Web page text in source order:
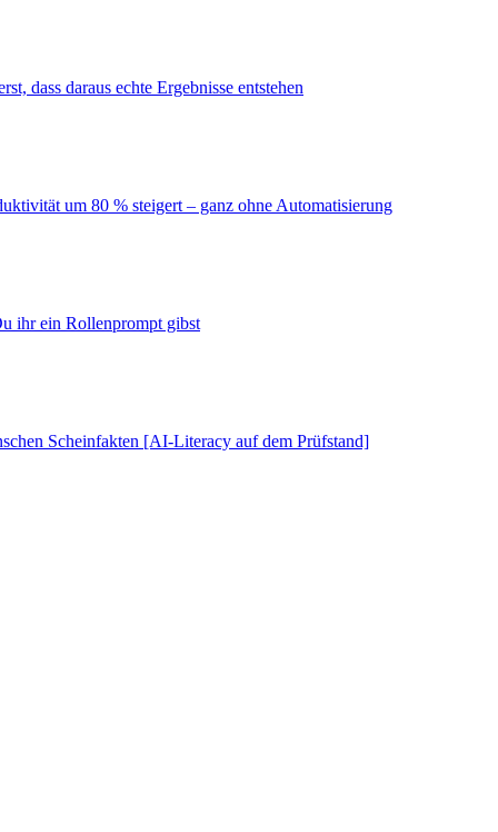
dass daraus echte Ergebnisse entstehen
um 80 % steigert – ganz ohne Automatisierung
ihr ein Rollenprompt gibst
Scheinfakten [AI-Literacy auf dem Prüfstand]